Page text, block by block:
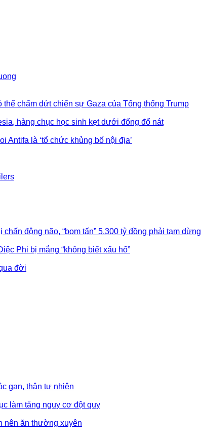
thể chấm dứt chiến sự Gaza của Tổng thống Trump
hàng chục học sinh kẹt dưới đống đổ nát
Antifa là ‘tổ chức khủng bố nội địa’
chấn động não, “bom tấn” 5.300 tỷ đồng phải tạm dừng
Phi bị mắng “không biết xấu hổ”
đời
gan, thận tự nhiên
làm tăng nguy cơ đột quỵ
nên ăn thường xuyên